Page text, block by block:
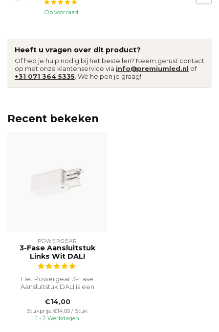
Op voorraad
Heeft u vragen over dit product?
Of heb je hulp nodig bij het bestellen? Neem gerust contact
op met onze klantenservice via info@premiumled.nl of
+31 071 364 5335 . We helpen je graag!
Recent bekeken
POWERGEAR
3-Fase Aansluitstuk
Links Wit DALI
Het Powergear 3-Fase
Aansluitstuk DALI is een
onderdeel dat...
€14,00
Stukprijs: €14,00 / Stuk
1 - 2 Werkdagen